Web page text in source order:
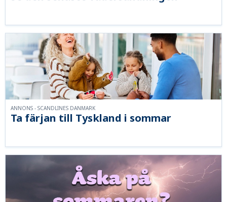
Ta färjan till Tyskland i sommar
ANNONS - SCANDLINES DANMARK